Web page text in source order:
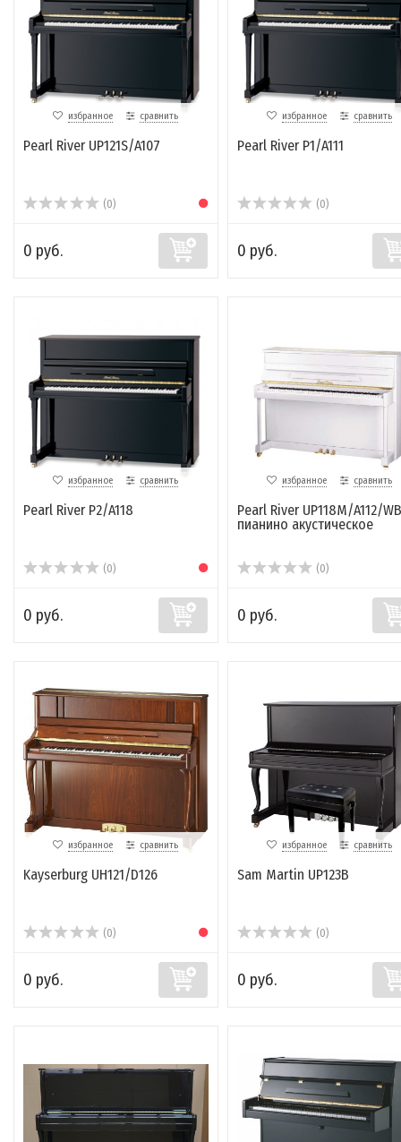
избранное сравнить
Pearl River UP121S/A107
(0)
0 руб.
избранное сравнить
Pearl River P1/A111
(0)
0 руб.
избранное сравнить
Pearl River P2/A118
(0)
0 руб.
избранное сравнить
Pearl River UP118M/A112/
пианино акустическое
(0)
0 руб.
избранное сравнить
Kayserburg UH121/D126
(0)
0 руб.
избранное сравнить
Sam Martin UP123B
(0)
0 руб.